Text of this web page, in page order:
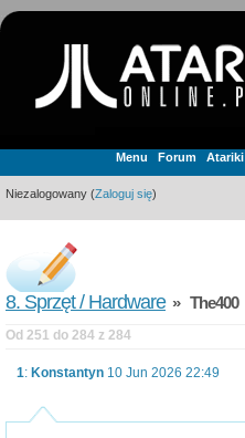
Menu Forum Atariki
Niezalogowany (Zaloguj się)
8. Sprzęt / Hardware» The400
Od 251 do 284 z 284
1: Konstantyn 10 Jun 2026 22:49